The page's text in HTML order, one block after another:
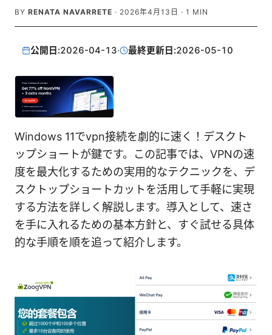
BY RENATA NAVARRETE · 2026年4月13日 · 1 MIN
公開日:2026-04-13· 最終更新日:2026-05-10
Windows 11でvpn接続を劇的に速く！デスクト
ップショートが鍵です。この記事では、VPNの速
度を最大化するための実用的なテクニックを、デ
スクトップショートカットを活用して手軽に実現
する方法を詳しく解説します。導入として、速さ
を手に入れるための基本方針と、すぐ試せる具体
的な手順を順を追って紹介します。